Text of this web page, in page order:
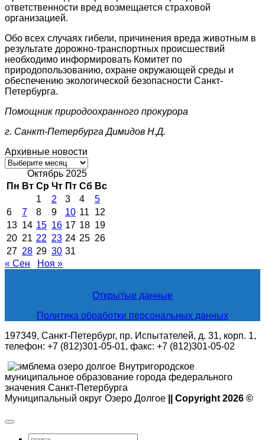
ответственности вред возмещается страховой
организацией.
Обо всех случаях гибели, причинения вреда животным в
результате дорожно-транспортных происшествий
необходимо информировать Комитет по
природопользованию, охране окружающей среды и
обеспечению экологической безопасности Санкт-
Петербурга.
Помощник природоохранного прокурора
г. Санкт-ПетербургаДимидов Н.Д.
Архивные новости
Архивные
новостиОктябрь 2025
Пн Вт Ср Чт Пт Сб Вс
1
2 3 4
5
6
7 8 9 10 11
12
13 14 15 16 17 18 19
20 21 22 23 24 25 26
27 28 29 30 31
« Сен
Ноя »
Открытые данные
Политика обработки персональных данных
197349, Санкт-Петербург, пр. Испытателей, д. 31, корп. 1,
телефон: +7 (812)301-05-01, факс: +7 (812)301-05-02
Внутригородское
муниципальное образование города федерального
значения Санкт-Петербурга
Муниципальный округ Озеро Долгое
|| Copyright 2026 ©